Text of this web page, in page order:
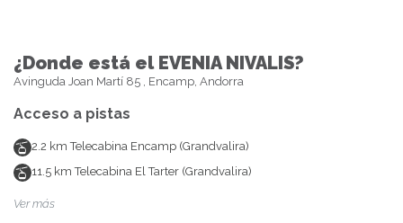
¿Donde está el EVENIA NIVALIS?
Avinguda Joan Martí 85 , Encamp, Andorra
Acceso a pistas
2.2 km Telecabina Encamp (Grandvalira)
11.5 km Telecabina El Tarter (Grandvalira)
Ver más